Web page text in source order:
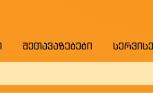
შეთავაზებები